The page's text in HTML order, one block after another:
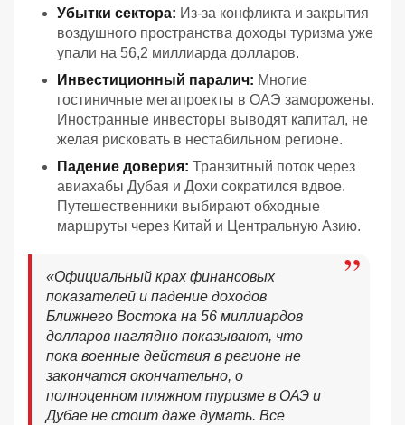
Убытки сектора: Из-за конфликта и закрытия
воздушного пространства доходы туризма уже
упали на 56,2 миллиарда долларов.
Инвестиционный паралич: Многие
гостиничные мегапроекты в ОАЭ заморожены.
Иностранные инвесторы выводят капитал, не
желая рисковать в нестабильном регионе.
Падение доверия: Транзитный поток через
авиахабы Дубая и Дохи сократился вдвое.
Путешественники выбирают обходные
маршруты через Китай и Центральную Азию.
«Официальный крах финансовых
показателей и падение доходов
Ближнего Востока на 56 миллиардов
долларов наглядно показывают, что
пока военные действия в регионе не
закончатся окончательно, о
полноценном пляжном туризме в ОАЭ и
Дубае не стоит даже думать. Все